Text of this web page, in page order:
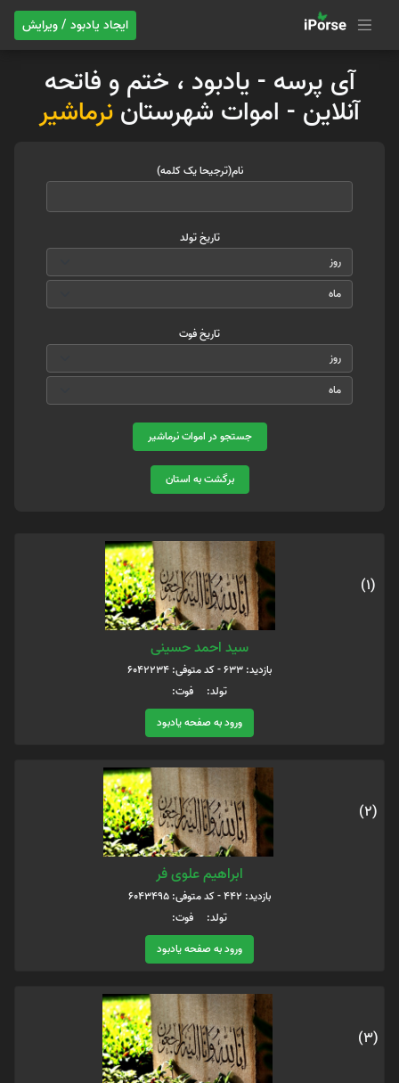
ایجاد یادبود / ویرایش
آی پرسه - یادبود ، ختم و فاتحه
آنلاین - اموات شهرستاننرماشیر
نام(ترجیحا یک کلمه)
تاریخ تولد
تاریخ فوت
جستجو در اموات نرماشیر
برگشت به استان
(1)
سید احمد حسینی
بازدید: 633 - کد متوفی: 6042234
تولد: فوت:
ورود به صفحه یادبود
(2)
ابراهیم علوی فر
بازدید: 442 - کد متوفی: 6043495
تولد: فوت:
ورود به صفحه یادبود
(3)